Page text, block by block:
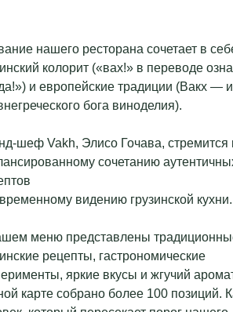
нашего ресторана сочетает в
колорит («вах!» в переводе
и европейские традиции (Вакх —
бога виноделия).
шеф Vakh, Элисо Гочава, стремится
сочетанию
видению грузинской кухни.
меню представлены
рецепты, гастрономические
яркие вкусы и жгучий
карте собрано более 100 позиций.